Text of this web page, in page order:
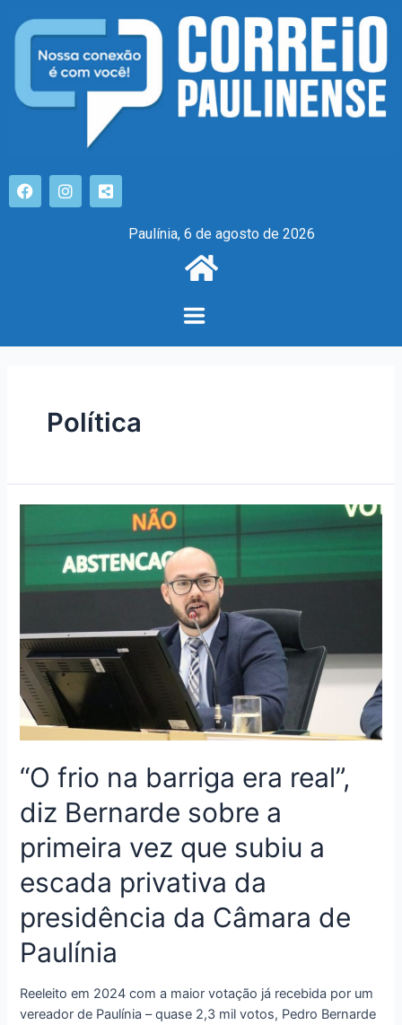
Paulínia, 6 de agosto de 2026
Política
“O frio na barriga era real”,
diz Bernarde sobre a
primeira vez que subiu a
escada privativa da
presidência da Câmara de
Paulínia
Reeleito em 2024 com a maior votação já recebida por um
vereador de Paulínia – quase 2,3 mil votos, Pedro Bernarde